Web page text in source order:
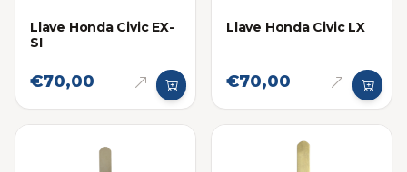
Llave Honda Civic EX-
SI
€70,00
Llave Honda Civic LX
€70,00